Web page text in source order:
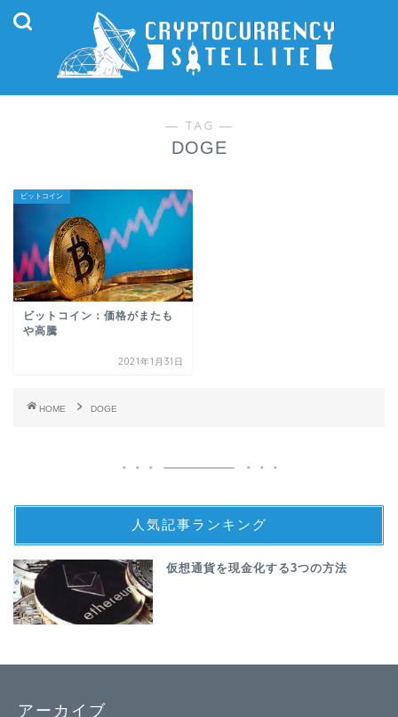
― TAG ―
DOGE
ビットコイン
ビットコイン：価格がまたも
や高騰
2021年1月31日
HOME DOGE
人気記事ランキング
仮想通貨を現金化する3つの方法
アーカイブ